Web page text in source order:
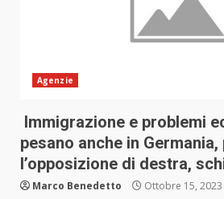
Agenzie
Immigrazione e problemi
pesano anche in
l’opposizione di destra,
Marco Benedetto Ottobre 15, 2023